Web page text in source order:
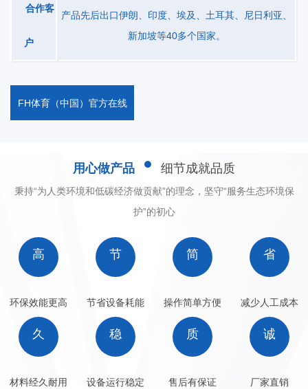
合作客
户
产品先后出口伊朗、印度、埃及、土耳其、尼日利亚、
新加坡等40多个国家。
FH体育（中国）官方在线
用心做产品 细节成就品质
秉持“为人类环境和低碳经济做贡献”的理念，坚守“服务生态环境保
护”的初心
高
环保效能更高
节
节省设备耗能
简
操作简单方便
省
减少人工成本
久
材料经久耐用
稳
设备运行稳定
质
售后有保证
诚
厂家直销